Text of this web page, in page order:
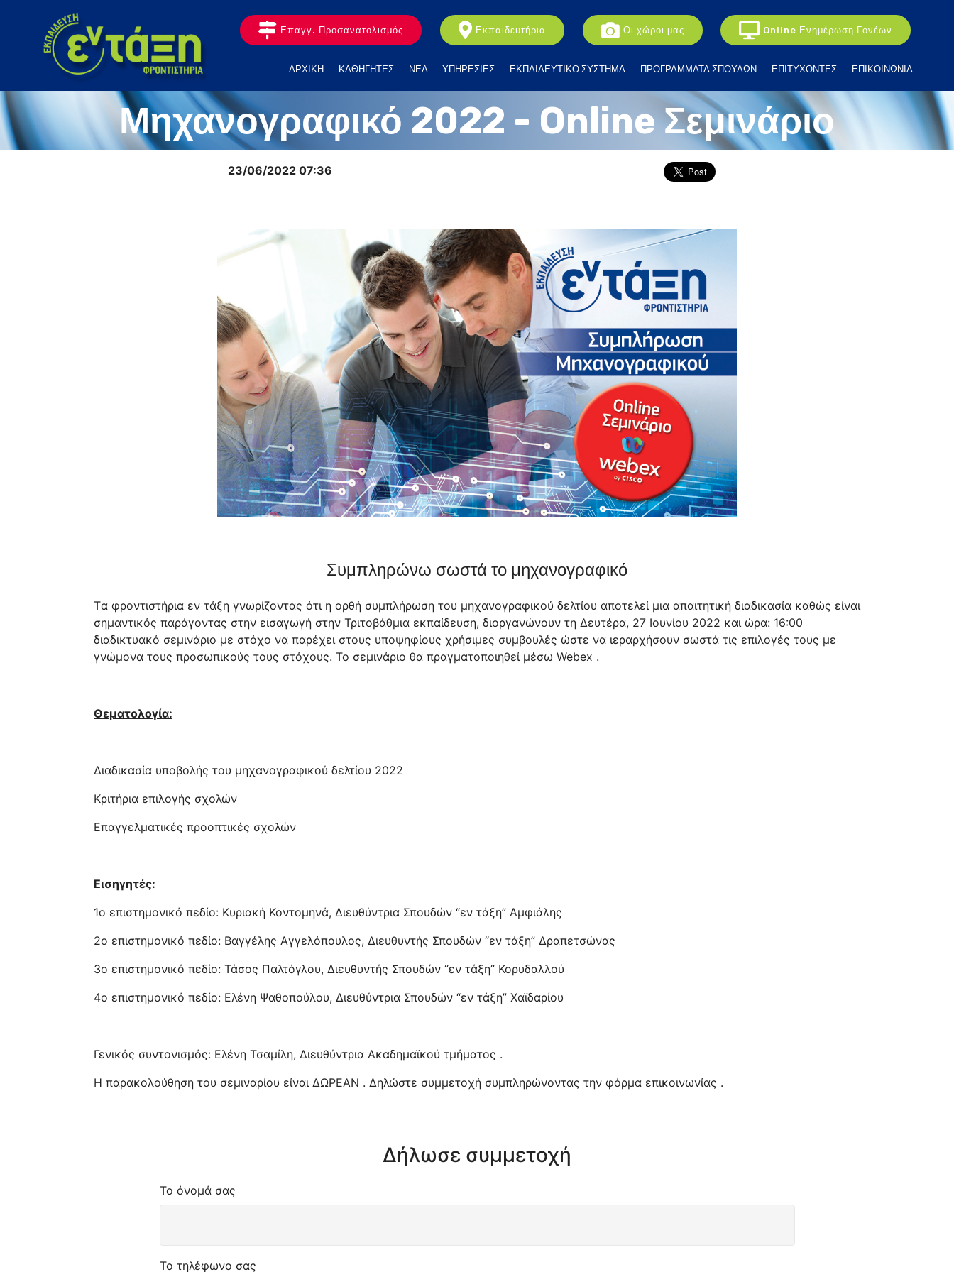
ΑΡΧΙΚΗ ΚΑΘΗΓΗΤΕΣ ΝΕΑ ΥΠΗΡΕΣΙΕΣ ΕΚΠΑΙΔΕΥΤΙΚΟ ΣΥΣΤΗΜΑ ΠΡΟΓΡΑΜΜΑΤΑ ΣΠΟΥΔΩΝ ΕΠΙΤΥΧΟΝΤΕΣ ΕΠΙΚΟΙΝΩΝΙΑ
Επαγγ. Προσανατολισμός Εκπαιδευτήρια Οι χώροι μας Online Ενημέρωση Γονέων
Μηχανογραφικό 2022 - Online Σεμινάριο
23/06/2022 07:36
Συμπληρώνω σωστά το μηχανογραφικό
Tα φροντιστήρια εν τάξη γνωρίζοντας ότι η ορθή συμπλήρωση του μηχανογραφικού δελτίου αποτελεί μια απαιτητική διαδικασία καθώς είναι
σημαντικός παράγοντας στην εισαγωγή στην Τριτοβάθμια εκπαίδευση, διοργανώνουν τη Δευτέρα, 27 Ιουνίου 2022 και ώρα: 16:00
διαδικτυακό σεμινάριο με στόχο να παρέχει στους υποψηφίους χρήσιμες συμβουλές ώστε να ιεραρχήσουν σωστά τις επιλογές τους με
γνώμονα τους προσωπικούς τους στόχους. Το σεμινάριο θα πραγματοποιηθεί μέσω Webex .
Θεματολογία:
Διαδικασία υποβολής του μηχανογραφικού δελτίου 2022
Κριτήρια επιλογής σχολών
Επαγγελματικές προοπτικές σχολών
Εισηγητές:
1ο επιστημονικό πεδίο: Κυριακή Κοντομηνά, Διευθύντρια Σπουδών “εν τάξη” Αμφιάλης
2ο επιστημονικό πεδίο: Βαγγέλης Αγγελόπουλος, Διευθυντής Σπουδών “εν τάξη” Δραπετσώνας
3ο επιστημονικό πεδίο: Τάσος Παλτόγλου, Διευθυντής Σπουδών “εν τάξη” Κορυδαλλού
4ο επιστημονικό πεδίο: Ελένη Ψαθοπούλου, Διευθύντρια Σπουδών “εν τάξη” Χαϊδαρίου
Γενικός συντονισμός: Ελένη Τσαμίλη, Διευθύντρια Ακαδημαϊκού τμήματος .
Η παρακολούθηση του σεμιναρίου είναι ΔΩΡΕΑΝ . Δηλώστε συμμετοχή συμπληρώνοντας την φόρμα επικοινωνίας .
Δήλωσε συμμετοχή
Το όνομά σας
Το τηλέφωνο σας